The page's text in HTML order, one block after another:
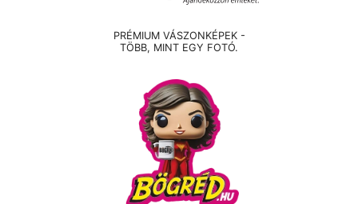
PRÉMIUM VÁSZONKÉPEK -
TÖBB, MINT EGY FOTÓ.